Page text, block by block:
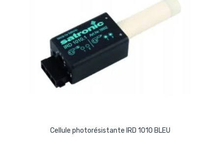
Cellule photorésistante IRD 1010 BLEU